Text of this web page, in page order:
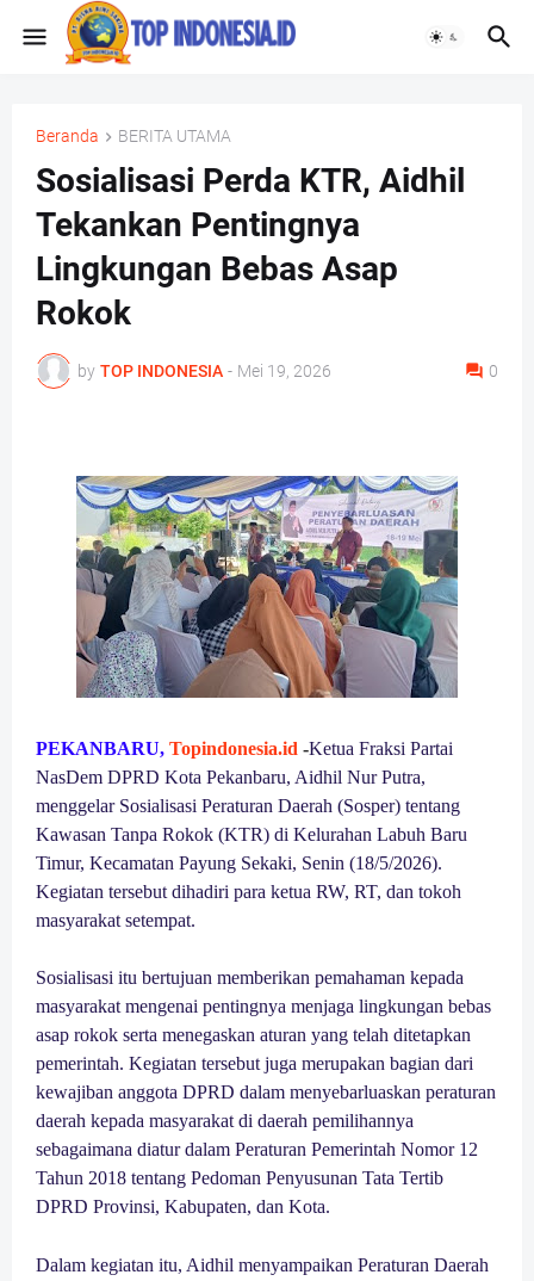
Beranda BERITA UTAMA
Sosialisasi Perda KTR, Aidhil
Tekankan Pentingnya
Lingkungan Bebas Asap
Rokok
by TOP INDONESIA - Mei 19, 2026 0
PEKANBARU, Topindonesia.id -Ketua Fraksi Partai
NasDem DPRD Kota Pekanbaru, Aidhil Nur Putra,
menggelar Sosialisasi Peraturan Daerah (Sosper) tentang
Kawasan Tanpa Rokok (KTR) di Kelurahan Labuh Baru
Timur, Kecamatan Payung Sekaki, Senin (18/5/2026).
Kegiatan tersebut dihadiri para ketua RW, RT, dan tokoh
masyarakat setempat.
Sosialisasi itu bertujuan memberikan pemahaman kepada
masyarakat mengenai pentingnya menjaga lingkungan bebas
asap rokok serta menegaskan aturan yang telah ditetapkan
pemerintah. Kegiatan tersebut juga merupakan bagian dari
kewajiban anggota DPRD dalam menyebarluaskan peraturan
daerah kepada masyarakat di daerah pemilihannya
sebagaimana diatur dalam Peraturan Pemerintah Nomor 12
Tahun 2018 tentang Pedoman Penyusunan Tata Tertib
DPRD Provinsi, Kabupaten, dan Kota.
Dalam kegiatan itu, Aidhil menyampaikan Peraturan Daerah